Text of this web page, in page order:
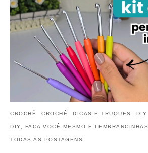
CROCHÊ CROCHÊ DICAS E TRUQUES DIY
DIY, FAÇA VOCÊ MESMO E LEMBRANCINHAS
TODAS AS POSTAGENS